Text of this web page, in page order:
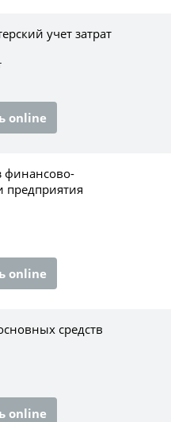
учет затрат
online
финансово-
предприятия
online
средств
online